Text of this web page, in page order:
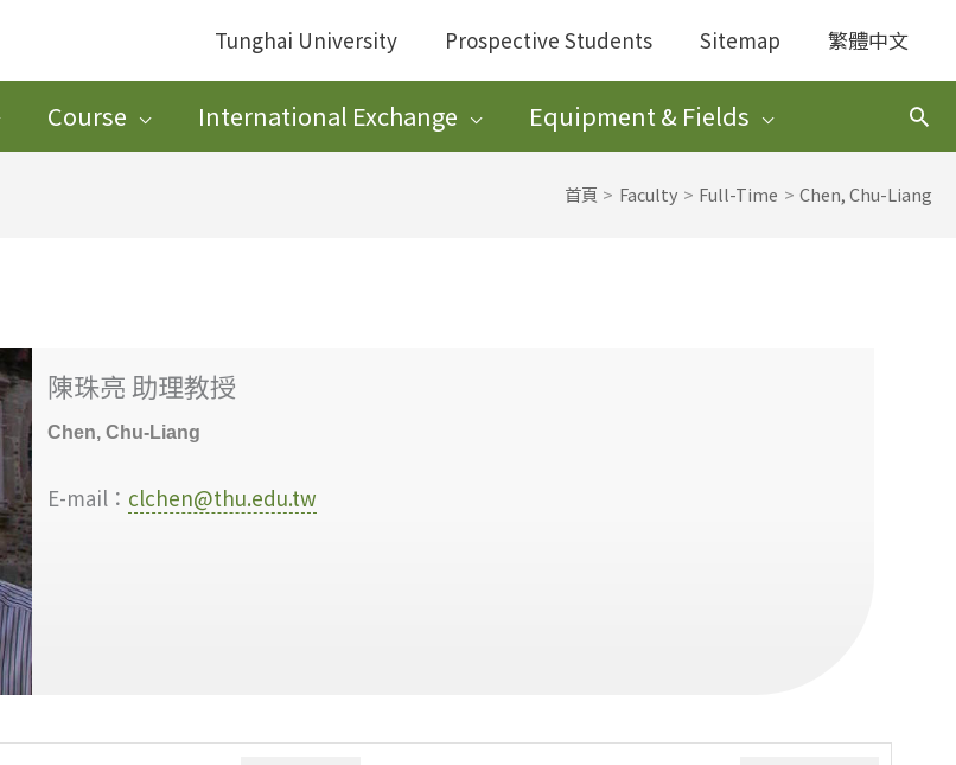
Tunghai University Prospective Students Sitemap 繁體中文
Course International Exchange Equipment & Fields
搜
尋
首頁 Faculty Full-Time Chen, Chu-Liang
陳珠亮 助理教授
Chen, Chu-Liang
E-mail： clchen@thu.edu.tw